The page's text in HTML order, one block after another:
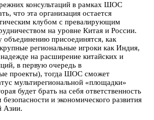
консультаций в рамках ШОС
что эта организация остается
клубом с превалирующим
на уровне Китая и России.
объединению присоединятся, как
региональные игроки как Индия,
на расширение китайских и
в первую очередь в
проекты), тогда ШОС сможет
мультирегиональной «площадки»
будет брать на себя ответственность
и экономического развития
Азии.